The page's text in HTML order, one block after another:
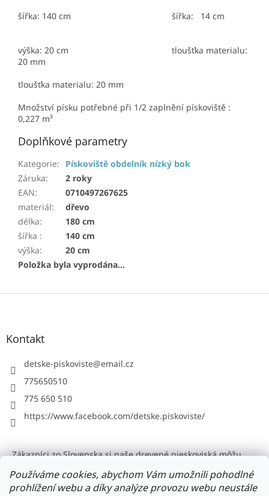
Používáme cookies, abychom Vám umožnili pohodlné
prohlížení webu a díky analýze provozu webu neustále
šířka: 140 cm šířka: 14 cm
výška: 20 cm tloušťka materialu:
20 mm
tloušťka materialu: 20 mm
Množství písku potřebné při 1/2 zaplnění pískoviště :
0,227 m³
Doplňkové parametry
Kategorie:
Pískoviště obdelník nízký bok
Záruka:
2 roky
EAN:
0710497267625
materiál:
dřevo
délka:
180 cm
šířka :
140 cm
výška:
20 cm
Položka byla vyprodána…
Z
Kontakt
detske-piskoviste@email.cz
775650510
775 650 510
https://www.facebook.com/detske.piskoviste/
Zákazníci zo Slovenska si naše drevené pieskoviská môžu
Doporučujeme: Rizikové kácení stromů